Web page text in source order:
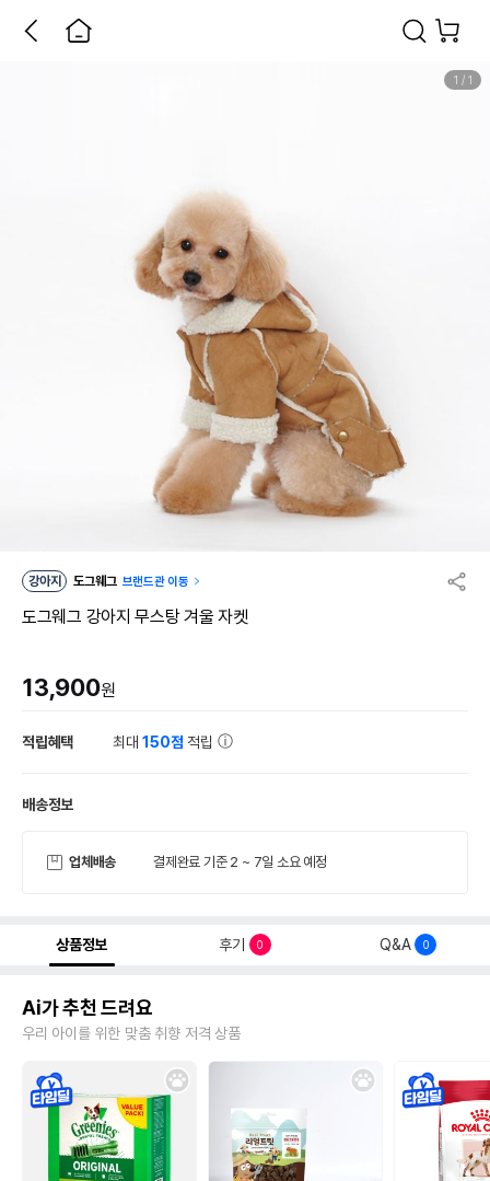
1 / 1
강아지 도그웨그 브랜드관 이동
도그웨그 강아지 무스탕 겨울 자켓
13,900원
적립혜택 최대150점 적립
배송정보
업체배송 결제완료 기준 2 ~ 7일 소요 예정
상품정보 후기 0 Q&A 0
Ai가 추천 드려요
우리 아이를 위한 맞춤 취향 저격 상품